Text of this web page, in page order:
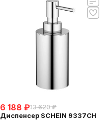
6 188 ₽13 620 ₽
Диспенсер SCHEIN 9337CH